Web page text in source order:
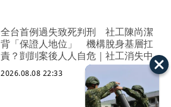
全台首例過失致死判刑 社工陳尚潔
背「保證人地位」 機構脫身基層扛
責？剴剴案後人人自危｜社工消失中
2026.08.08 22:33